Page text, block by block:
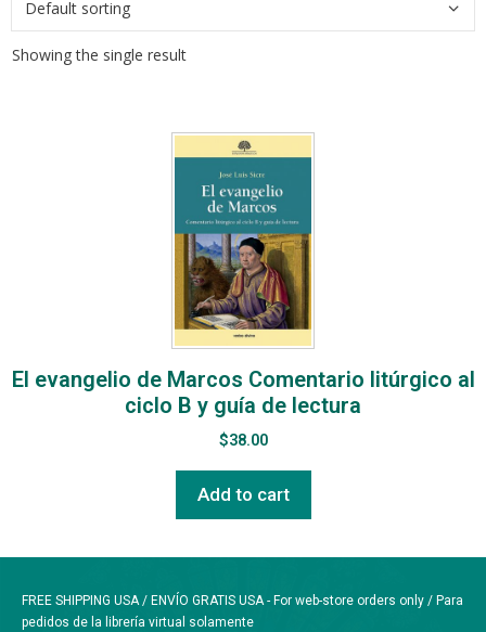
Showing the single result
El evangelio de Marcos Comentario litúrgico al
ciclo B y guía de lectura
$38.00
Add to cart
FREE SHIPPING USA / ENVÍO GRATIS USA - For web-store orders only / Para
pedidos de la librería virtual solamente